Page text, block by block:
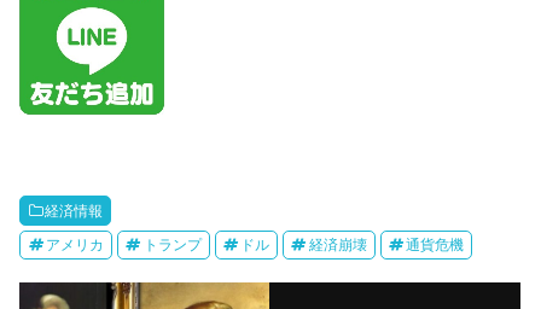
経済情報
アメリカ トランプ ドル 経済崩壊 通貨危機